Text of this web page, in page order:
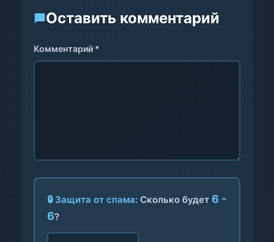
Оставить комментарий
Комментарий *
🔒 Защита от спама: Сколько будет 6 -
6?